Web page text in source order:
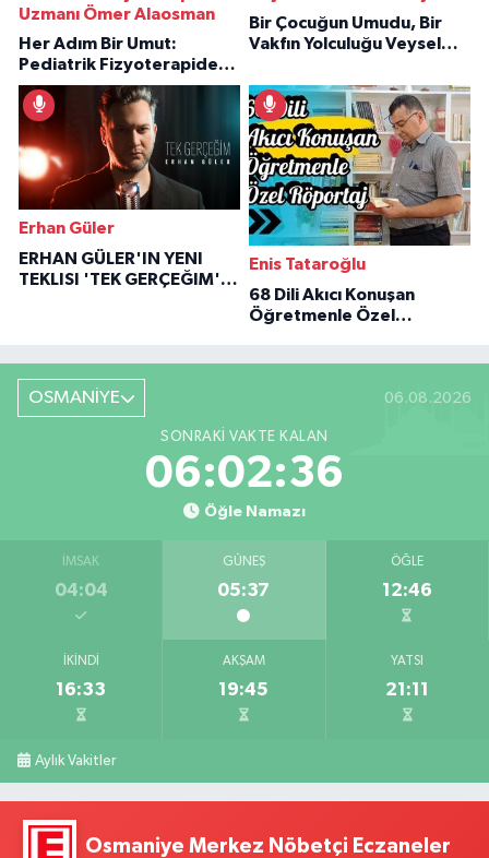
Uzmanı Ömer Alaosman
Her Adım Bir Umut:
Pediatrik Fizyoterapiden
İlham Veren Hikâyeler
Bir Çocuğun Umudu, Bir
Vakfın Yolculuğu Veysel
Erhan Güler
ERHAN GÜLER'IN YENI
TEKLISI 'TEK GERÇEĞIM'LE
Enis Tataroğlu
68 Dili Akıcı Konuşan
Öğretmenle Özel
OSMANİYE 06.08.2026
SONRAKI VAKTE KALAN
06:02:35
Öğle Namazı
İMSAK
04:04
GÜNEŞ
05:37
ÖĞLE
12:46
İKINDI
16:33
AKŞAM
19:45
YATSI
21:11
Aylık Vakitler
Osmaniye Merkez Nöbetçi Eczaneler